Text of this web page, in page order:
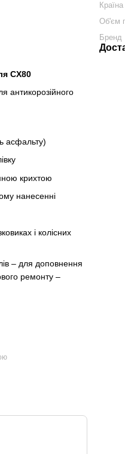
CX80
антикорозійного
асфальту)
крихтою
нанесенні
і колісних
– для доповнення
ремонту –
Об'єм
Бренд